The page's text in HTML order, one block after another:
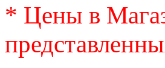
* Цены в